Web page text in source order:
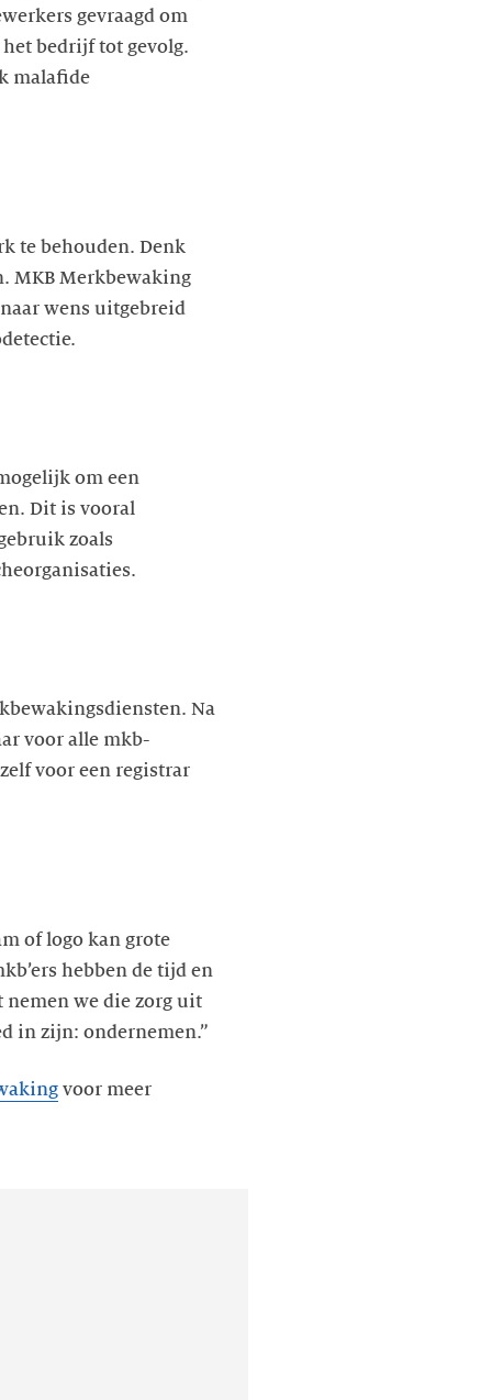
gevraagd om
het bedrijf tot gevolg.
malafide
te behouden. Denk
MKB Merkbewaking
wens uitgebreid
om een
Dit is vooral
zoals
Na
voor alle mkb-
voor een registrar
of logo kan grote
hebben de tijd en
nemen we die zorg uit
in zijn: ondernemen.”
voor meer